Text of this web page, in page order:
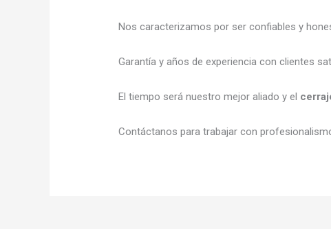
Nos caracterizamos por ser confiables y
Garantía y años de experiencia con clientes
El tiempo será nuestro mejor aliado y el
Contáctanos para trabajar con